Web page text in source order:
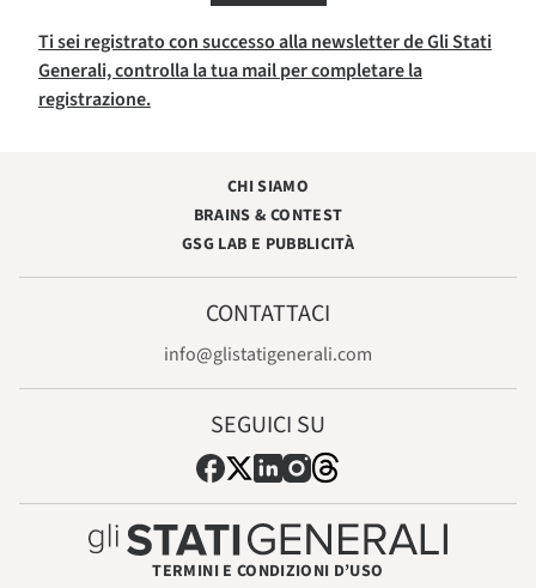
Ti sei registrato con successo alla newsletter de Gli Stati
Generali, controlla la tua mail per completare la
registrazione.
CHI SIAMO
BRAINS & CONTEST
GSG LAB E PUBBLICITÀ
CONTATTACI
info@glistatigenerali.com
SEGUICI SU
TERMINI E CONDIZIONI D’USO